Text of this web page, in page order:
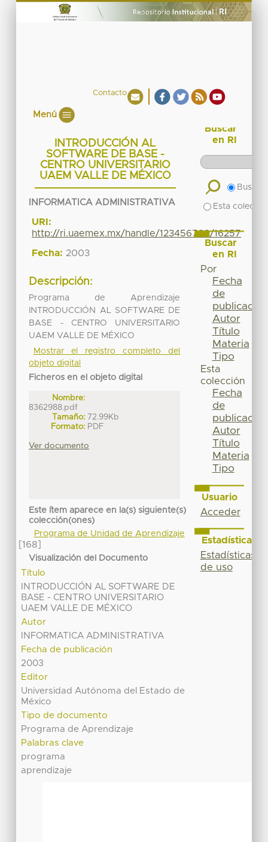
Contacto
Menú
INTRODUCCIÓN AL
SOFTWARE DE BASE -
CENTRO UNIVERSITARIO
UAEM VALLE DE MÉXICO
INFORMATICA ADMINISTRATIVA
URI:
http://ri.uaemex.mx/handle/123456789/16257
Fecha: 2003
Descripción:
Programa de Aprendizaje
INTRODUCCIÓN AL SOFTWARE DE
BASE - CENTRO UNIVERSITARIO
UAEM VALLE DE MÉXICO
Mostrar el registro completo del
objeto digital
Ficheros en el objeto digital
Nombre:
8362988.pdf
Tamaño: 72.99Kb
Formato: PDF
Ver documento
Este ítem aparece en la(s) siguiente(s)
colección(ones)
Programa de Unidad de Aprendizaje
[168]
Visualización del Documento
Título
INTRODUCCIÓN AL SOFTWARE DE
BASE - CENTRO UNIVERSITARIO
UAEM VALLE DE MÉXICO
Autor
INFORMATICA ADMINISTRATIVA
Fecha de publicación
2003
Editor
Universidad Autónoma del Estado de
México
Tipo de documento
Programa de Aprendizaje
Palabras clave
programa
aprendizaje
Buscar
en RI
Buscar
Esta
Buscar
en RI
Por
Fecha
de
publicación
Autor
Título
Materia
Tipo
Esta
colección
Fecha
de
publicación
Autor
Título
Materia
Tipo
Usuario
Acceder
Estadísticas
Estadísticas
de uso